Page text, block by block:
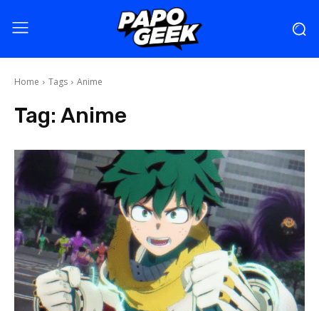
Home Tags Anime
Tag: Anime